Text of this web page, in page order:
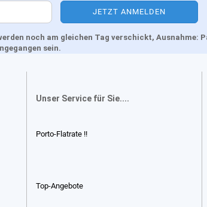
noch am gleichen Tag verschickt, Ausnahme:
sein.
Unser Service für Sie....
Porto-Flatrate !!
Top-Angebote